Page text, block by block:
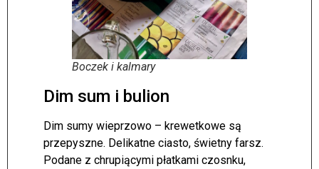
Boczek i kalmary
Dim sum i bulion
Dim sumy wieprzowo – krewetkowe są
przepyszne. Delikatne ciasto, świetny farsz.
Podane z chrupiącymi płatkami czosnku,